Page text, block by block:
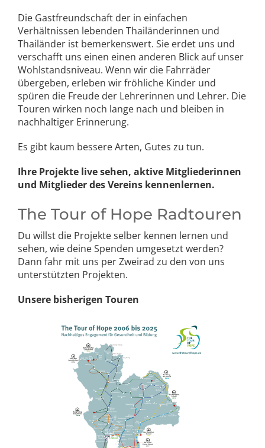
Die Gastfreundschaft der in einfachen
Verhältnissen lebenden Thailänderinnen und
Thailänder ist bemerkenswert. Sie erdet uns und
verschafft uns einen einen anderen Blick auf unser
Wohlstandsniveau. Wenn wir die Fahrräder
übergeben, erleben wir fröhliche Kinder und
spüren die Freude der Lehrerinnen und Lehrer. Die
Touren wirken noch lange nach und bleiben in
nachhaltiger Erinnerung.
Es gibt kaum bessere Arten, Gutes zu tun.
Ihre Projekte live sehen, aktive Mitgliederinnen
und Mitglieder des Vereins kennenlernen.
The Tour of Hope Radtouren
Du willst die Projekte selber kennen lernen und
sehen, wie deine Spenden umgesetzt werden?
Dann fahr mit uns per Zweirad zu den von uns
unterstützten Projekten.
Unsere bisherigen Touren